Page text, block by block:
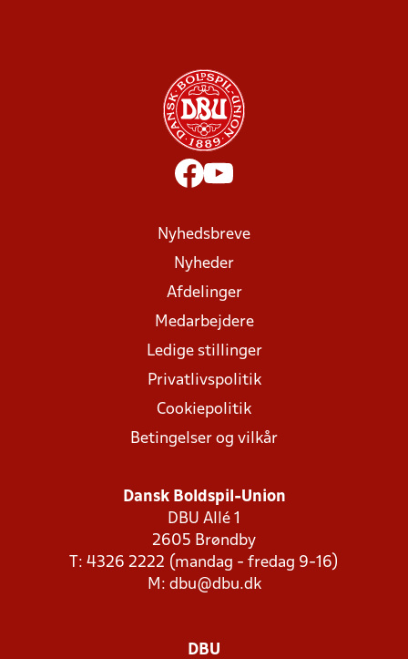
Nyhedsbreve
Nyheder
Afdelinger
Medarbejdere
Ledige stillinger
Privatlivspolitik
Cookiepolitik
Betingelser og vilkår
Dansk Boldspil-Union
DBU Allé 1
2605 Brøndby
T: 4326 2222 (mandag - fredag 9-16)
M: dbu@dbu.dk
DBU